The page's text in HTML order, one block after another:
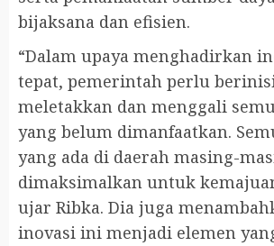
bijaksana dan efisien.
“Dalam upaya menghadirkan
tepat, pemerintah perlu
meletakkan dan menggali
yang belum dimanfaatkan.
yang ada di daerah masing-
dimaksimalkan untuk
ujar Ribka. Dia juga
inovasi ini menjadi elemen